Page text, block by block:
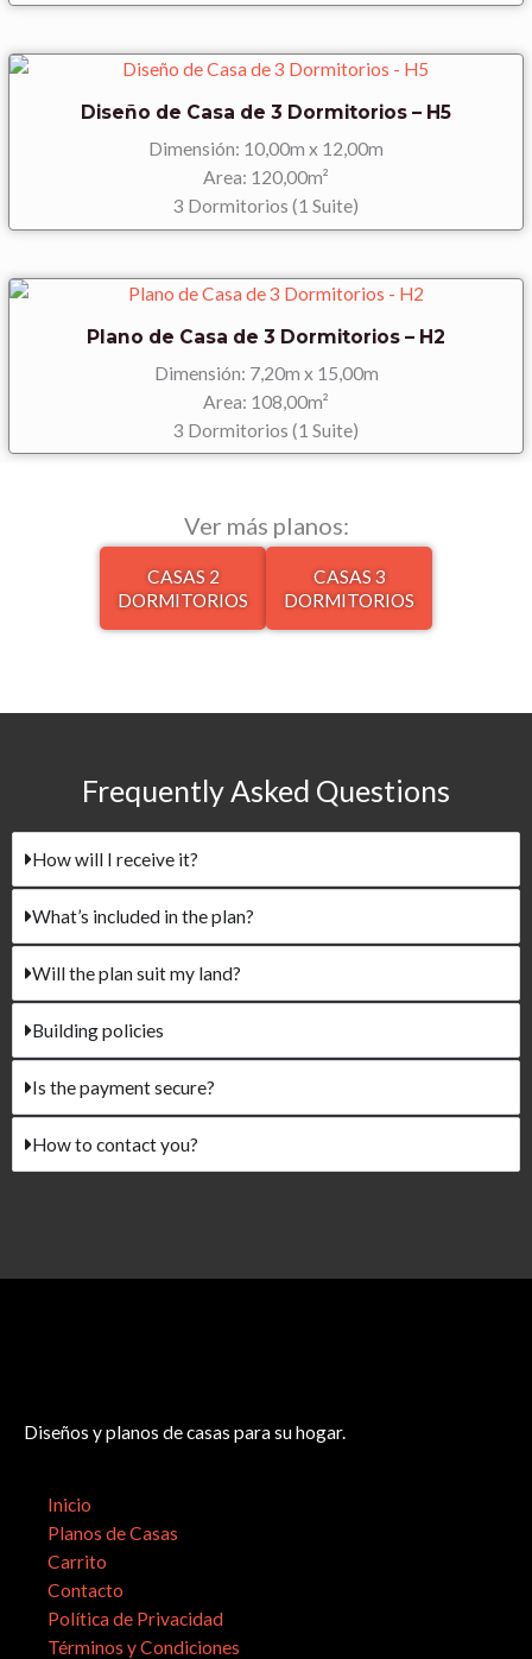
Diseño de Casa de 3 Dormitorios – H5
Dimensión: 10,00m x 12,00m
Area: 120,00m²
3 Dormitorios (1 Suite)
Plano de Casa de 3 Dormitorios – H2
Dimensión: 7,20m x 15,00m
Area: 108,00m²
3 Dormitorios (1 Suite)
Ver más planos:
CASAS 2
DORMITORIOS​
CASAS 3
DORMITORIOS​
Frequently Asked Questions​
How will I receive it?
What’s included in the plan?
Will the plan suit my land?
Building policies
Is the payment secure?
How to contact you?
Diseños y planos de casas para su hogar.
Inicio
Planos de Casas
Carrito
Contacto
Política de Privacidad
Términos y Condiciones